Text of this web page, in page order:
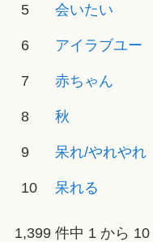
5 会いたい
6 アイラブユー
7 赤ちゃん
8 秋
9 呆れ/やれやれ
10 呆れる
1,399 件中 1 から